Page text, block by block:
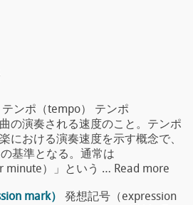
テンポ（tempo） テンポ
の演奏される速度のこと。テンポ
における演奏速度を示す概念で、
基準となる。通常は
minute）」という … Read more
mark）
発想記号（expression